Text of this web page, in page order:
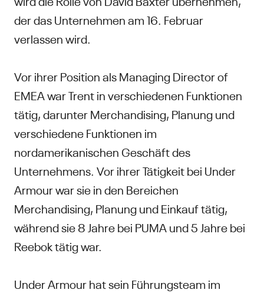
der das Unternehmen am 16. Februar
verlassen wird.
Vor ihrer Position als Managing Director of
EMEA war Trent in verschiedenen Funktionen
tätig, darunter Merchandising, Planung und
verschiedene Funktionen im
nordamerikanischen Geschäft des
Unternehmens. Vor ihrer Tätigkeit bei Under
Armour war sie in den Bereichen
Merchandising, Planung und Einkauf tätig,
während sie 8 Jahre bei PUMA und 5 Jahre bei
Reebok tätig war.
Under Armour hat sein Führungsteam im